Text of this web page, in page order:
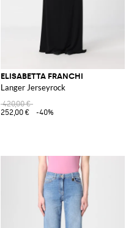
ELISABETTA FRANCHI
Langer Jerseyrock
420,00 €
252,00 €
-40%